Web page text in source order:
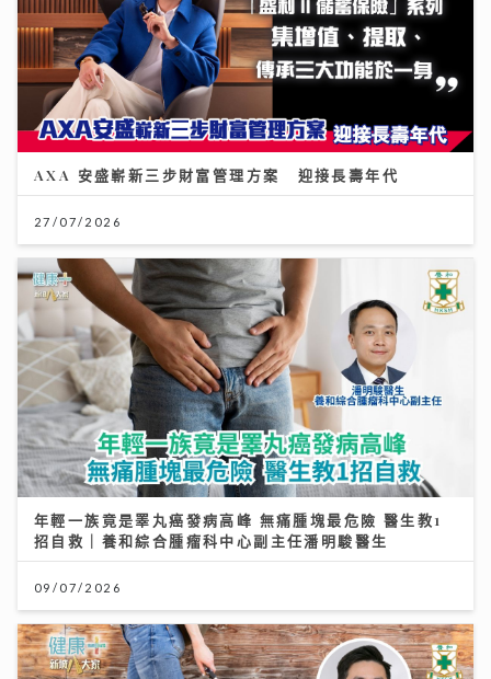
AXA 安盛嶄新三步財富管理方案 迎接長壽年代
27/07/2026
年輕一族竟是睪丸癌發病高峰 無痛腫塊最危險 醫生教1
招自救｜養和綜合腫瘤科中心副主任潘明駿醫生
09/07/2026